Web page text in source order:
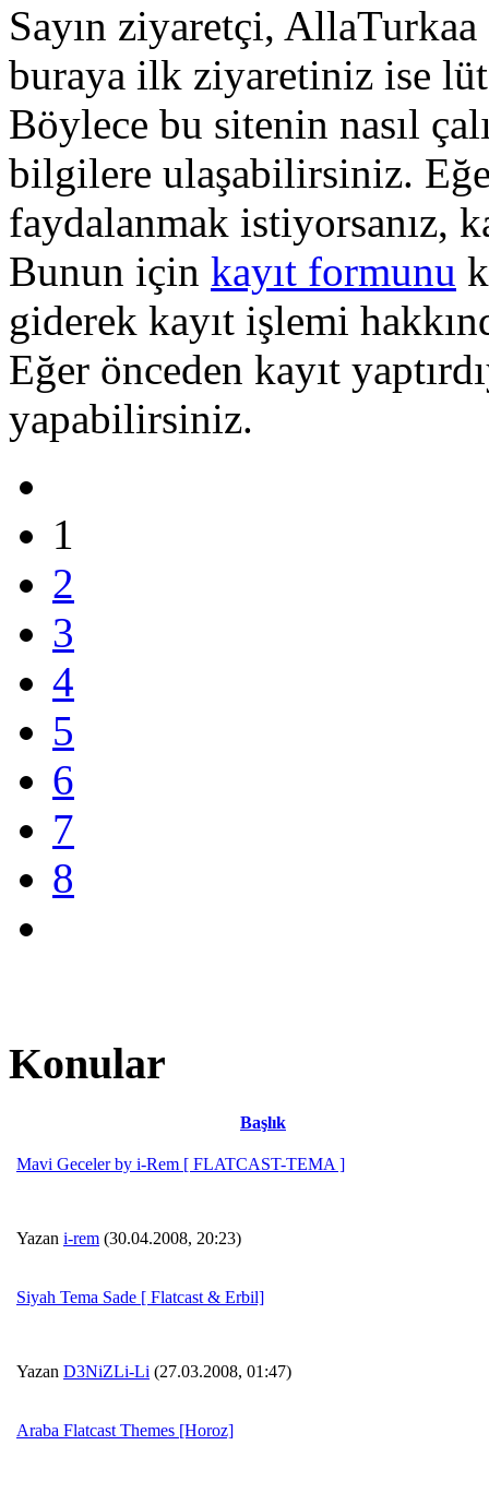
Sayın ziyaretçi,
buraya ilk ziyaretiniz ise
Böylece bu sitenin nasıl
bilgilere ulaşabilirsiniz.
faydalanmak istiyorsanız,
Bunun için kayıt formunu
giderek kayıt işlemi
Eğer önceden kayıt
yapabilirsiniz.
1
2
3
4
5
6
7
8
Konular
Başlık
Mavi Geceler by i-Rem [ FLATCAST-TEMA ]
Yazan i-rem (30.04.2008, 20:23)
Siyah Tema Sade [ Flatcast & Erbil]
Yazan D3NiZLi-Li (27.03.2008, 01:47)
Araba Flatcast Themes [Horoz]